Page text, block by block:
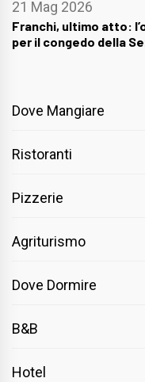
21 Mag 2026
Franchi, ultimo atto:
per il congedo della
Dove Mangiare
Ristoranti
Pizzerie
Agriturismo
Dove Dormire
B&B
Hotel